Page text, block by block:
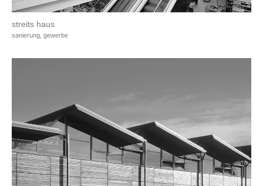
streits haus
sanierung, gewerbe